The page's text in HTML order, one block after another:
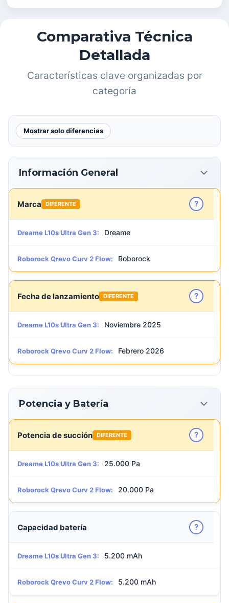
Comparativa Técnica
Detallada
Características clave organizadas por
categoría
Mostrar solo diferencias
Información General
Marca DIFERENTE ?
Dreame L10s Ultra Gen 3: Dreame
Roborock Qrevo Curv 2 Flow: Roborock
Fecha de lanzamiento DIFERENTE ?
Dreame L10s Ultra Gen 3: Noviembre 2025
Roborock Qrevo Curv 2 Flow: Febrero 2026
Potencia y Batería
Potencia de succión DIFERENTE ?
Dreame L10s Ultra Gen 3: 25.000 Pa
Roborock Qrevo Curv 2 Flow: 20.000 Pa
Capacidad batería ?
Dreame L10s Ultra Gen 3: 5.200 mAh
Roborock Qrevo Curv 2 Flow: 5.200 mAh